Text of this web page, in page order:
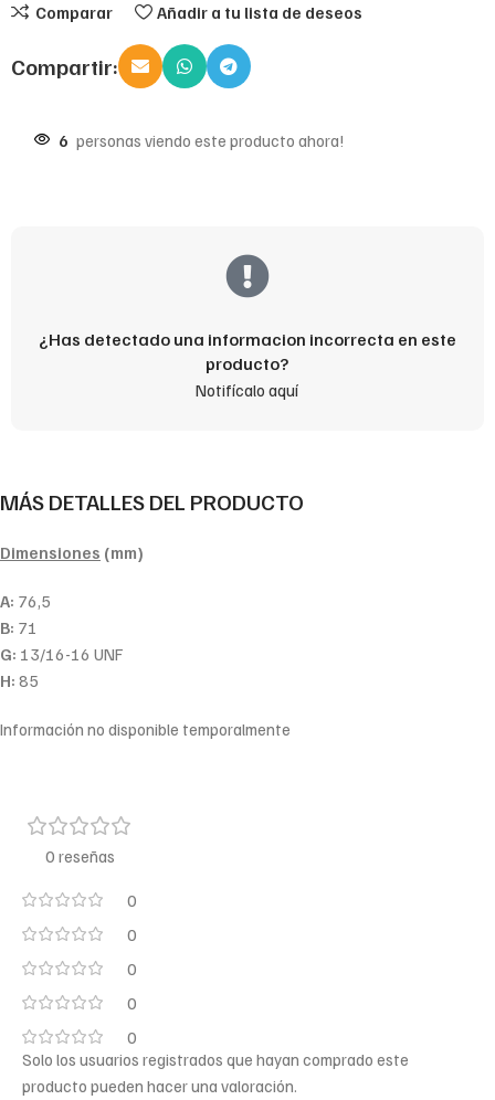
Comparar Añadir a tu lista de deseos
Compartir:
6 personas viendo este producto ahora!
¿Has detectado una informacion incorrecta en este
producto?
Notifícalo aquí
MÁS DETALLES DEL PRODUCTO
Dimensiones (mm)
A: 76,5
B: 71
G: 13/16-16 UNF
H: 85
Información no disponible temporalmente
0 reseñas
0
0
0
0
0
Solo los usuarios registrados que hayan comprado este
producto pueden hacer una valoración.